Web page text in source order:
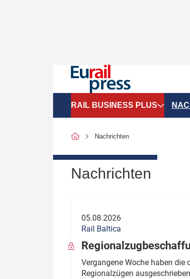
RAIL BUSINESS PLUS
SPNV-Marktdaten
Politik
Verbände: Wer spricht für
wen?
Nachrichten
Nachrichten
05.08.2026
Rail Baltica
Vergangene Woche haben
Regionalzügen